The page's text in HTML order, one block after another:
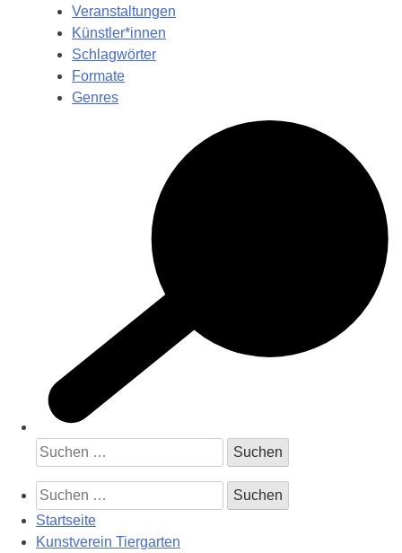
Veranstaltungen
Künstler*innen
Schlagwörter
Formate
Genres
Suchen
nach:
Suchen
nach:
Startseite
Kunstverein Tiergarten